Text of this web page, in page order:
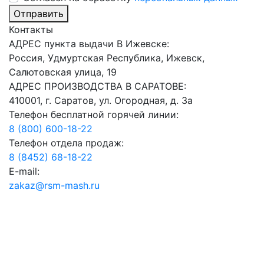
Отправить
Контакты
АДРЕС пункта выдачи В Ижевске:
Россия, Удмуртская Республика, Ижевск,
Салютовская улица, 19
АДРЕС ПРОИЗВОДСТВА В САРАТОВЕ:
410001, г. Саратов, ул. Огородная, д. 3а
Телефон бесплатной горячей линии:
8 (800) 600-18-22
Телефон отдела продаж:
8 (8452) 68-18-22
E-mail:
zakaz@rsm-mash.ru